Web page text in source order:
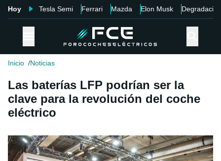
Hoy Tesla Semi Ferrari Mazda Elon Musk Degradación
Inicio Noticias
Las baterías LFP podrían ser la
clave para la revolución del coche
eléctrico